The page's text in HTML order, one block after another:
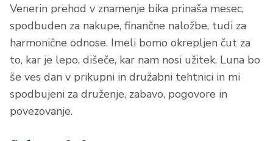
Venerin prehod v znamenje bika prinaša mesec,
spodbuden za nakupe, finančne naložbe, tudi za
harmonične odnose. Imeli bomo okrepljen čut za
to, kar je lepo, dišeče, kar nam nosi užitek. Luna bo
še ves dan v prikupni in družabni tehtnici in mi
spodbujeni za druženje, zabavo, pogovore in
povezovanje.